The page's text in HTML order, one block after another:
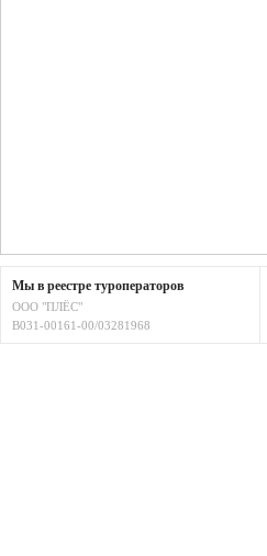
Мы в реестре туроператоров
ООО "ПЛЁС"
В031-00161-00/03281968